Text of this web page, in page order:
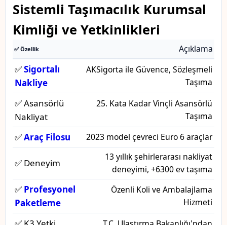
Sistemli Taşımacılık Kurumsal
Kimliği ve Yetkinlikleri
✅ Özellik Açıklama
✅Sigortalı
Nakliye
AKSigorta ile Güvence, Sözleşmeli
Taşıma
✅ Asansörlü
Nakliyat
25. Kata Kadar Vinçli Asansörlü
Taşıma
✅Araç Filosu 2023 model çevreci Euro 6 araçlar
✅ Deneyim
13 yıllık şehirlerarası nakliyat
deneyimi, +6300 ev taşıma
✅ Profesyonel
Paketleme
Özenli Koli ve Ambalajlama
Hizmeti